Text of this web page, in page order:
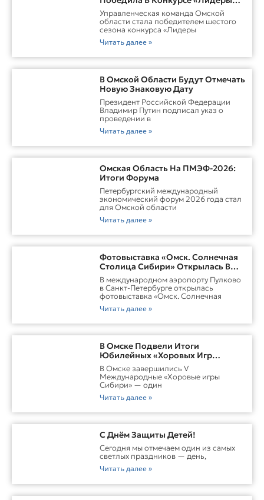
России. Команда»
Управленческая команда Омской
области стала победителем шестого
сезона конкурса «Лидеры
Читать далее »
В Омской Области Будут Отмечать
Новую Знаковую Дату
Президент Российской Федерации
Владимир Путин подписал указ о
проведении в
Читать далее »
Омская Область На ПМЭФ-2026:
Итоги Форума
Петербургский международный
экономический форум 2026 года стал
для Омской области
Читать далее »
Фотовыставка «Омск. Солнечная
Столица Сибири» Открылась В
Пулково
В международном аэропорту Пулково
в Санкт-Петербурге открылась
фотовыставка «Омск. Солнечная
Читать далее »
В Омске Подвели Итоги
Юбилейных «Хоровых Игр
Сибири»
В Омске завершились V
Международные «Хоровые игры
Сибири» — один
Читать далее »
С Днём Защиты Детей!
Сегодня мы отмечаем один из самых
светлых праздников — день,
Читать далее »